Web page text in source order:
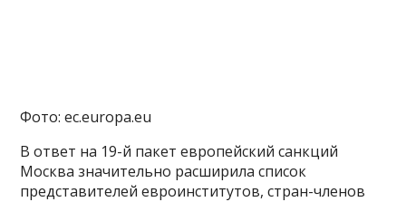
Фото: ec.europa.eu
В ответ на 19-й пакет европейский санкций
Москва значительно расширила список
представителей евроинститутов, стран-членов